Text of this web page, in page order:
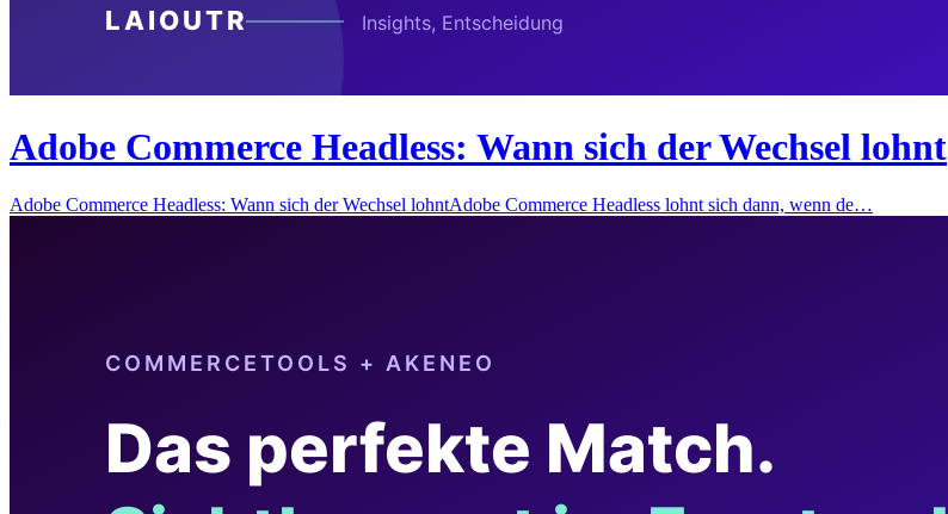
Adobe Commerce Headless: Wann sich der Wechsel lohnt
Adobe Commerce Headless: Wann sich der Wechsel lohntAdobe Commerce Headless lohnt sich dann, wenn de…